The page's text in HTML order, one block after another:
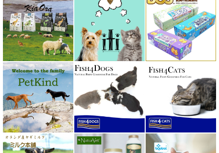
ベッツラボ Vets Labo
ペットカインド PetKind
ペトコト PETOKOTO
ホワイトフォックス
ボンショーズペット bonnechose pet
ママクック
ミャウ MEOW